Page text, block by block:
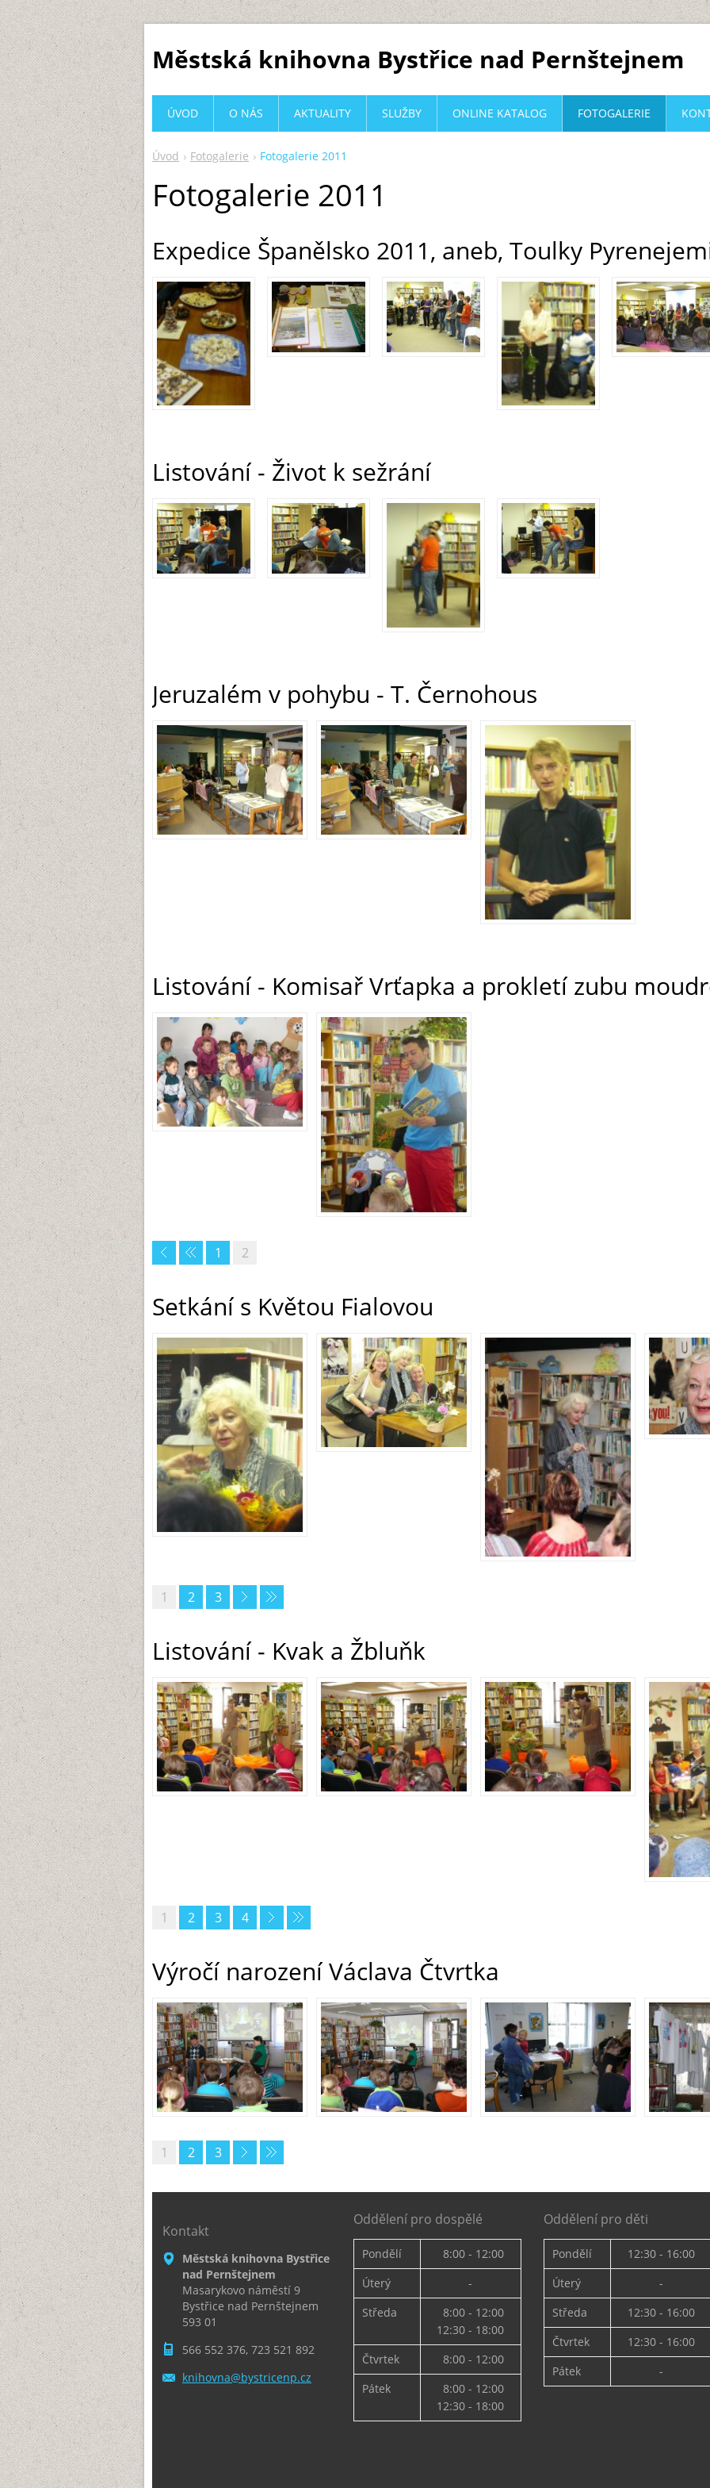
Městská knihovna Bystřice nad Pernštejnem
Úvod Fotogalerie Fotogalerie 2011
Fotogalerie 2011
Expedice Španělsko 2011, aneb, Toulky
Listování - Život k sežrání
Jeruzalém v pohybu - T. Černohous
Listování - Komisař Vrťapka a prokletí zubu
1 2
Setkání s Květou Fialovou
1 2 3
Listování - Kvak a Žbluňk
1 2 3 4
Výročí narození Václava Čtvrtka
1 2 3
ÚVOD O NÁS AKTUALITY SLUŽBY ONLINE KATALOG FOTOGALERIE
Kontakt
Městská knihovna Bystřice
nad Pernštejnem
Masarykovo náměstí 9
Bystřice nad Pernštejnem
593 01
566 552 376, 723 521 892
knihovna@bystricenp.cz
Oddělení pro dospělé
Pondělí
8:00 - 12:00
Úterý
-
Středa
8:00 - 12:00
12:30 - 18:00
Čtvrtek
8:00 - 12:00
Pátek
8:00 - 12:00
12:30 - 18:00
Oddělení pro děti
Pondělí
12:30 - 16:00
Úterý
-
Středa
12:30 - 16:00
Čtvrtek
12:30 - 16:00
Pátek
-